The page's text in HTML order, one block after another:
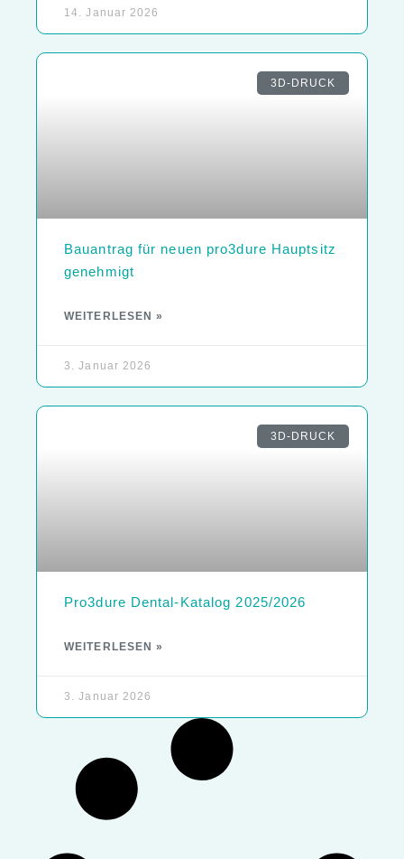
14. Januar 2026
3D-DRUCK
Bauantrag für neuen pro3dure Hauptsitz
genehmigt
WEITERLESEN »
3. Januar 2026
3D-DRUCK
Pro3dure Dental-Katalog 2025/2026
WEITERLESEN »
3. Januar 2026